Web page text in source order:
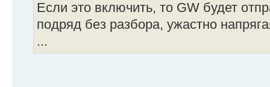
Если это включить, то GW будет
подряд без разбора, ужастно
...